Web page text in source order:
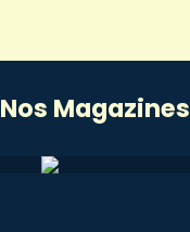
Nos Magazines